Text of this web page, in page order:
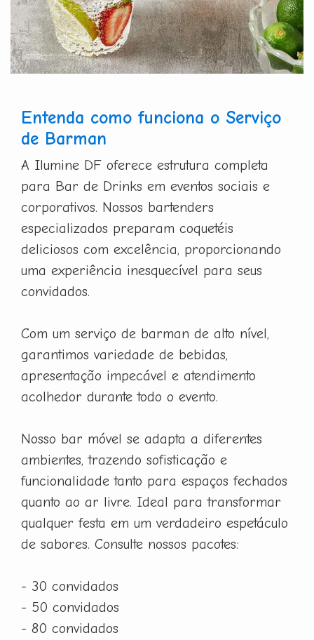
Entenda como funciona o Serviço
de Barman
A Ilumine DF oferece estrutura completa
para Bar de Drinks em eventos sociais e
corporativos. Nossos bartenders
especializados preparam coquetéis
deliciosos com excelência, proporcionando
uma experiência inesquecível para seus
convidados.
Com um serviço de barman de alto nível,
garantimos variedade de bebidas,
apresentação impecável e atendimento
acolhedor durante todo o evento.
Nosso bar móvel se adapta a diferentes
ambientes, trazendo sofisticação e
funcionalidade tanto para espaços fechados
quanto ao ar livre. Ideal para transformar
qualquer festa em um verdadeiro espetáculo
de sabores. Consulte nossos pacotes:
- 30 convidados
- 50 convidados
- 80 convidados